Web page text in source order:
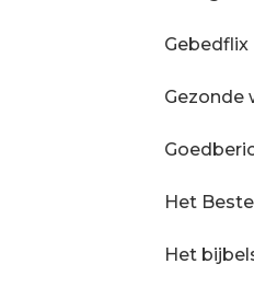
Gebedflix
Gezonde
Het
Het